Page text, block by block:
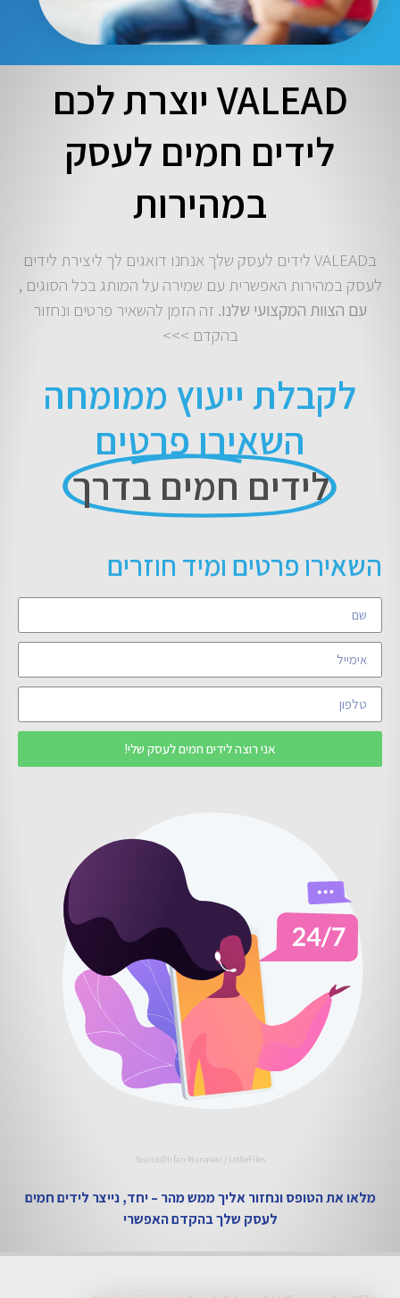
VALEAD יוצרת לכם
לידים חמים לעסק
במהירות
בVALEAD לידים לעסק שלך אנחנו דואגים לך ליצירת לידים
לעסק במהירות האפשרית עם שמירה על המותג בכל הסוגים ,
עם הצוות המקצועי שלנו. זה הזמן להשאיר פרטים ונחזור
בהקדם >>>
לקבלת ייעוץ ממומחה
השאירו פרטים
לידים חמים בדרך
השאירו פרטים ומיד חוזרים
אני רוצה לידים חמים לעסק שלי!
Source:@Irfan Munawar / LottieFiles
מלאו את הטופס ונחזור אליך ממש מהר – יחד, נייצר לידים חמים
לעסק שלך בהקדם האפשרי